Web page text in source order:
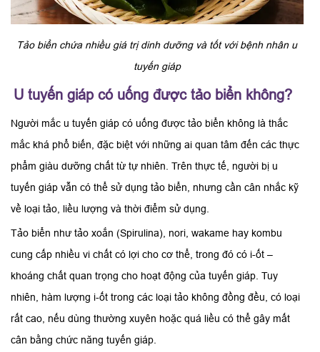
Tảo biển chứa nhiều giá trị dinh dưỡng và tốt với bệnh nhân u
tuyến giáp
U tuyến giáp có uống được tảo biển không?
Người mắc u tuyến giáp có uống được tảo biển không là thắc
mắc khá phổ biến, đặc biệt với những ai quan tâm đến các thực
phẩm giàu dưỡng chất từ tự nhiên. Trên thực tế, người bị u
tuyến giáp vẫn có thể sử dụng tảo biển, nhưng cần cân nhắc kỹ
về loại tảo, liều lượng và thời điểm sử dụng.
Tảo biển như tảo xoắn (Spirulina), nori, wakame hay kombu
cung cấp nhiều vi chất có lợi cho cơ thể, trong đó có i-ốt –
khoáng chất quan trọng cho hoạt động của tuyến giáp. Tuy
nhiên, hàm lượng i-ốt trong các loại tảo không đồng đều, có loại
rất cao, nếu dùng thường xuyên hoặc quá liều có thể gây mất
cân bằng chức năng tuyến giáp.